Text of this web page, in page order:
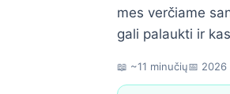
mes verčiame
gali palaukti ir
📖 ~11 minučių📅 2026